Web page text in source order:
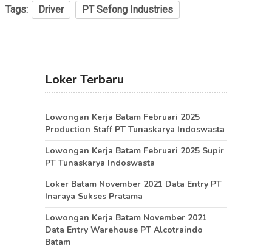
Tags: Driver PT Sefong Industries
Loker Terbaru
Lowongan Kerja Batam Februari 2025
Production Staff PT Tunaskarya Indoswasta
Lowongan Kerja Batam Februari 2025 Supir
PT Tunaskarya Indoswasta
Loker Batam November 2021 Data Entry PT
Inaraya Sukses Pratama
Lowongan Kerja Batam November 2021
Data Entry Warehouse PT Alcotraindo
Batam